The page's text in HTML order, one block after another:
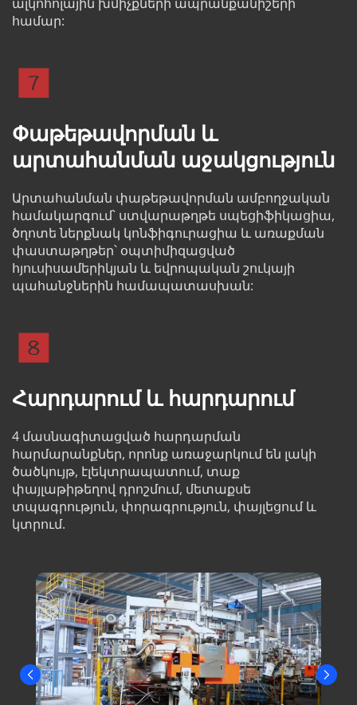
համար:
Փաթեթավորման և
արտահանման աջակցություն
Արտահանման փաթեթավորման ամբողջական
համակարգում՝ ստվարաթղթե սպեցիֆիկացիա,
ծղոտե ներքնակ կոնֆիգուրացիա և առաքման
փաստաթղթեր՝ օպտիմիզացված
հյուսիսամերիկյան և եվրոպական շուկայի
պահանջներին համապատասխան:
Հարդարում և հարդարում
4 մասնագիտացված հարդարման
հարմարանքներ, որոնք առաջարկում են լակի
ծածկույթ, էլեկտրապատում, տաք
փայլաթիթեղով դրոշմում, մետաքսե
տպագրություն, փորագրություն, փայլեցում և
կտրում.